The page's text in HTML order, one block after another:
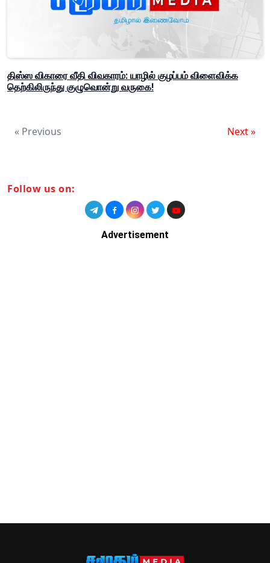
திஸ்ஸ விகாரை வீதி விவகாரம்: யாழில் குழப்பம் விளைவிக்க
தெற்கிலிருந்து குழுவொன்று வருகை!
« Previous Next »
Follow us on:
Advertisement